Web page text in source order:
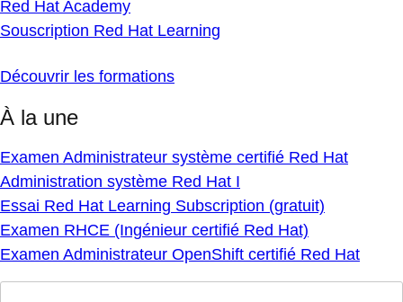
Red Hat Academy
Souscription Red Hat Learning
Découvrir les formations
À la une
Examen Administrateur système certifié Red Hat
Administration système Red Hat I
Essai Red Hat Learning Subscription (gratuit)
Examen RHCE (Ingénieur certifié Red Hat)
Examen Administrateur OpenShift certifié Red Hat